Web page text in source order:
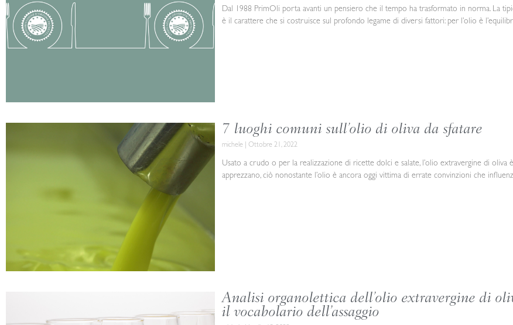
Dal 1988 PrimOli porta avanti un pensiero che il tempo ha trasformato in norma. La
è il carattere che si costruisce sul profondo legame di diversi fattori: per l’olio è
7 luoghi comuni sull’olio di oliva da sfatare
michele Ottobre 21, 2022
Usato a crudo o per la realizzazione di ricette dolci e salate, l’olio extravergine di
apprezzano, ciò nonostante l’olio è ancora oggi vittima di errate convinzioni che
Analisi organolettica dell’olio extravergine di
il vocabolario dell’assaggio